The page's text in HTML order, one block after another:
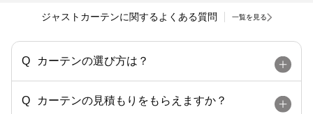
ジャストカーテンに関するよくある質問 一覧を見る
カーテンの選び方は？
カーテンの見積もりをもらえますか？